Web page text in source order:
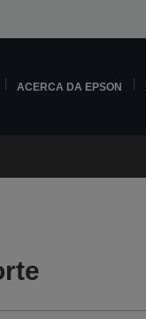
ACERCA DA EPSON